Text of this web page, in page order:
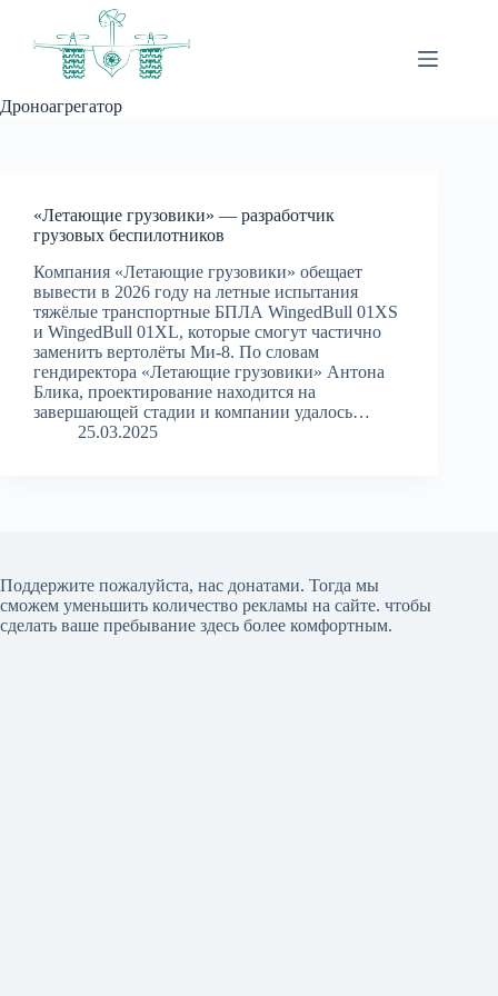
Дроноагрегатор
«Летающие грузовики» — разработчик
грузовых беспилотников
Компания «Летающие грузовики» обещает
вывести в 2026 году на летные испытания
тяжёлые транспортные БПЛА WingedBull 01XS
и WingedBull 01XL, которые смогут частично
заменить вертолёты Ми-8. По словам
гендиректора «Летающие грузовики» Антона
Блика, проектирование находится на
завершающей стадии и компании удалось…
25.03.2025
Поддержите пожалуйста, нас донатами. Тогда мы
сможем уменьшить количество рекламы на сайте. чтобы
сделать ваше пребывание здесь более комфортным.